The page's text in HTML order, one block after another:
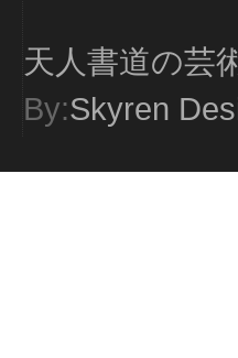
天人書道の芸
By:Skyren